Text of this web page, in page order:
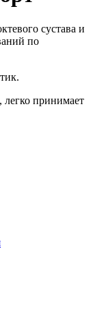
сустава и
по
принимает